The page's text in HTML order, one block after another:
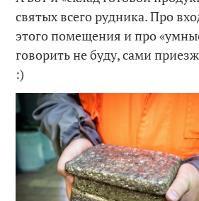
святых всего рудника. Про
этого помещения и про
говорить не буду, сами
:)